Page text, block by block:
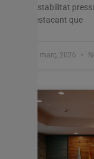
l’estabilitat
destacant que
26 març, 2026